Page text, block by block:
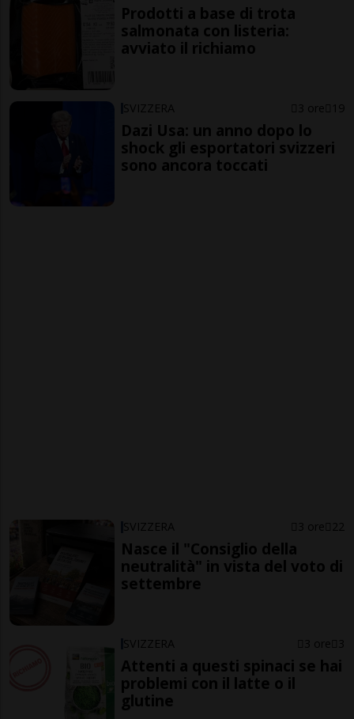
Prodotti a base di trota
salmonata con listeria:
avviato il richiamo
SVIZZERA 3 ore 19
Dazi Usa: un anno dopo lo
shock gli esportatori svizzeri
sono ancora toccati
SVIZZERA 3 ore 22
Nasce il "Consiglio della
neutralità" in vista del voto di
settembre
SVIZZERA 3 ore 3
Attenti a questi spinaci se hai
problemi con il latte o il
glutine